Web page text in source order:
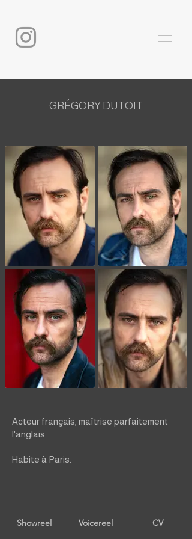
GRÉGORY DUTOIT
Acteur français, maîtrise parfaitement
l'anglais.
Habite à Paris.
Showreel Voicereel CV